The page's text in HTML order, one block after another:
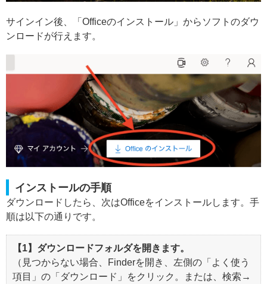
サインイン後、「Officeのインストール」からソフトのダウ
ンロードが行えます。
インストールの手順
ダウンロードしたら、次はOfficeをインストールします。手
順は以下の通りです。
【1】ダウンロードフォルダを開きます。
（見つからない場合、Finderを開き、左側の「よく使う
項目」の「ダウンロード」をクリック。または、検索→